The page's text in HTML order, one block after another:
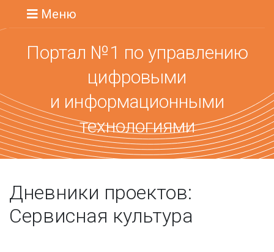
Меню
Портал №1 по управлению
цифровыми
и информационными
технологиями
Дневники проектов:
Сервисная культура